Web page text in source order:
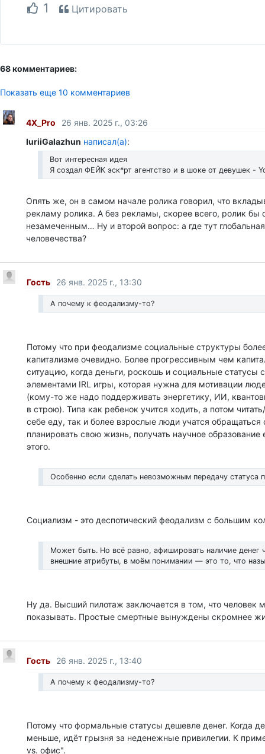
1 Цитировать
68 комментариев:
Показать еще 10 комментариев
4X_Pro
26 янв. 2025 г., 03:26
IuriiGalazhun написал(а):
Вот интересная идея
Я создал ФЕЙК эск*рт агентство и в шоке от девушек -
Опять же, он в самом начале ролика говорил, что
рекламу ролика. А без рекламы, скорее всего, ролик бы
незамеченным… Ну и второй вопрос: а где тут
человечества?
Гость 26 янв. 2025 г., 13:30
А почему к феодализму-то?
Потому что при феодализме социальные структуры
капитализме очевидно. Более прогрессивным чем
ситуацию, когда деньги, роскошь и социальные статусы
элементами IRL игры, которая нужна для мотивации
(кому-то же надо поддерживать энергетику, ИИ,
в строю). Типа как ребенок учится ходить, а потом
себе еду, так и более взрослые люди учатся обращаться
планировать свою жизнь, получать научное образование
этого.
Особенно если сделать невозможным передачу статуса
Социализм - это деспотический феодализм с большим
Может быть. Но всё равно, афишировать наличие денег
внешние атрибуты, в моём понимании — это то, что
Ну да. Высший пилотаж заключается в том, что человек
показывать. Простые смертные вынуждены скромнее
Гость 26 янв. 2025 г., 13:40
А почему к феодализму-то?
Потому что формальные статусы дешевле денег. Когда
меньше, идёт грызня за неденежные привилегии. К
vs. офис".